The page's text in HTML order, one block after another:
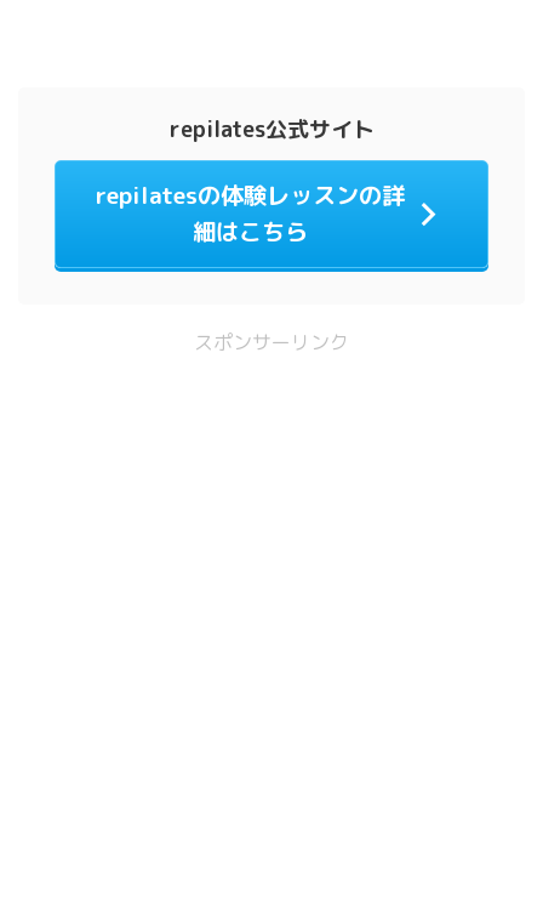
repilates公式サイト
repilatesの体験レッスンの詳
細はこちら
スポンサーリンク